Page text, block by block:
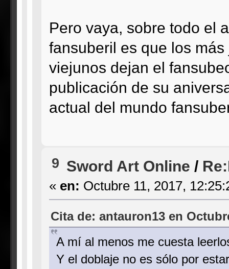
Pero vaya, sobre todo el
fansuberil es que los
viejunos dejan el
publicación de su
actual del mundo
9 Sword Art Online /
« en: Octubre 11, 2017,
Cita de: antauron13 en
A mí al menos me cuesta
Y el doblaje no es sólo por